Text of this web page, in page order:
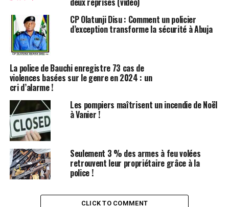
Des violences ont été signalées dans plusieurs villes
d’Angleterre et en Irlande du Nord, bien que les cas
d’agitation aient diminué depuis la semaine dernière,
impliquées.
certains écopant de peines de prison sévères.
Le Conseil national des chefs de police a indiqué dans
son dernier rapport que 1 024 arrestations avaient été
effectuées et que 575 personnes avaient été inculpées à
travers le Royaume-Uni.
69 ans accusé de vandalisme à Liverpool et un garçon de
CP Olatunji Disu : Comment un policier
d’exception transforme la sécurité à Abuja
La police de Bauchi enregistre 73 cas de
violences basées sur le genre en 2024 : un
cri d’alarme !
Les pompiers maîtrisent un incendie de Noël
à Vanier !
Seulement 3 % des armes à feu volées
retrouvent leur propriétaire grâce à la
police !
CLICK TO COMMENT